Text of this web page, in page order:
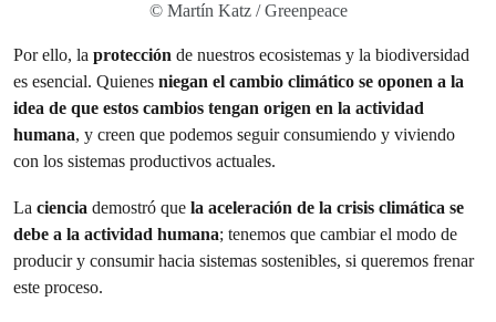
© Martín Katz / Greenpeace
Por ello, la protección de nuestros ecosistemas y la biodiversidad
es esencial. Quienes niegan el cambio climático se oponen a la
idea de que estos cambios tengan origen en la actividad
humana, y creen que podemos seguir consumiendo y viviendo
con los sistemas productivos actuales.
La ciencia demostró que la aceleración de la crisis climática se
debe a la actividad humana; tenemos que cambiar el modo de
producir y consumir hacia sistemas sostenibles, si queremos frenar
este proceso.